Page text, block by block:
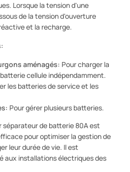
Lorsque la tension d'une
de la tension d'ouverture
et la recharge.
aménagés: Pour charger la
cellule indépendamment.
les batteries de service et les
Pour gérer plusieurs batteries.
séparateur de batterie 80A est
pour optimiser la gestion de
leur durée de vie. Il est
aux installations électriques des